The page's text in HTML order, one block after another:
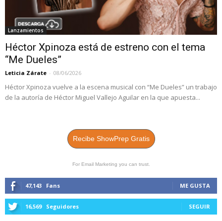
Lanzamientos
Héctor Xpinoza está de estreno con el tema
“Me Dueles”
Leticia Zárate - 08/06/2026
Héctor Xpinoza vuelve a la escena musical con “Me Dueles” un trabajo
de la autoría de Héctor Miguel Vallejo Aguilar en la que apuesta...
Recibe ShowPrep Gratis
For Email Marketing you can trust.
47,143 Fans ME GUSTA
16,569 Seguidores SEGUIR